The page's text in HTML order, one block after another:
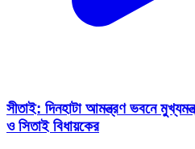
সীতাই: দিনহাটা আমন্ত্রণ ভবনে
ও সিতাই বিধায়কের